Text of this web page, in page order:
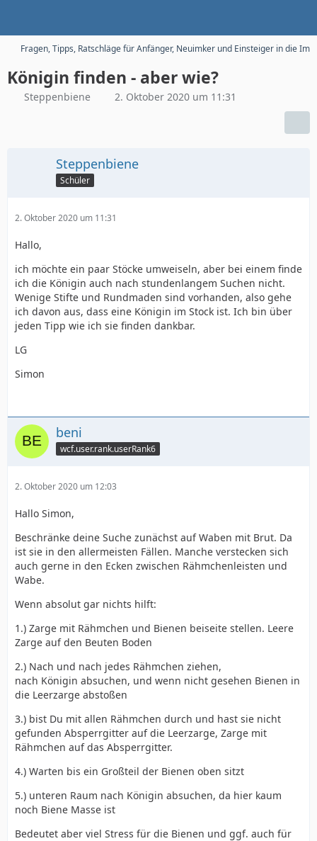
Fragen, Tipps, Ratschläge für Anfänger, Neuimker und Einsteiger in die
Königin finden - aber wie?
Steppenbiene 2. Oktober 2020 um 11:31
Steppenbiene
Schüler
2. Oktober 2020 um 11:31
Hallo,
ich möchte ein paar Stöcke umweiseln, aber bei einem finde
ich die Königin auch nach stundenlangem Suchen nicht.
Wenige Stifte und Rundmaden sind vorhanden, also gehe
ich davon aus, dass eine Königin im Stock ist. Ich bin über
jeden Tipp wie ich sie finden dankbar.
LG
Simon
beni
wcf.user.rank.userRank6
2. Oktober 2020 um 12:03
Hallo Simon,
Beschränke deine Suche zunächst auf Waben mit Brut. Da
ist sie in den allermeisten Fällen. Manche verstecken sich
auch gerne in den Ecken zwischen Rähmchenleisten und
Wabe.
Wenn absolut gar nichts hilft:
1.) Zarge mit Rähmchen und Bienen beiseite stellen. Leere
Zarge auf den Beuten Boden
2.) Nach und nach jedes Rähmchen ziehen,
nach Königin absuchen, und wenn nicht gesehen Bienen in
die Leerzarge abstoßen
3.) bist Du mit allen Rähmchen durch und hast sie nicht
gefunden Absperrgitter auf die Leerzarge, Zarge mit
Rähmchen auf das Absperrgitter.
4.) Warten bis ein Großteil der Bienen oben sitzt
5.) unteren Raum nach Königin absuchen, da hier kaum
noch Biene Masse ist
Bedeutet aber viel Stress für die Bienen und ggf. auch für